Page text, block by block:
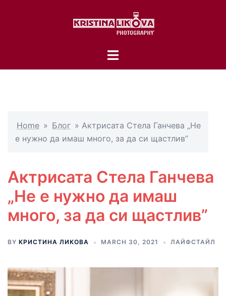
Toggle
Home » Блог » Актрисата Стела Ганчева „Не
е нужно да имаш много, за да си щастлив”
Актрисата Стела Ганчева
„Не е нужно да имаш
много, за да си щастлив”
BY КРИСТИНА ЛИКОВА MARCH 30, 2021 ЛАЙФСТАЙЛ